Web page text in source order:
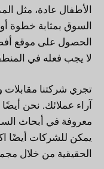
الأطفال عادة، مثل
السوق بمثابة خطوة
الحصول على موقع
لا يجب فعله في
تجري شركتنا
آراء عملائك. نحن
معروفة في أبحاث
يمكن للشركات أيضًا
الحقيقية من خلال